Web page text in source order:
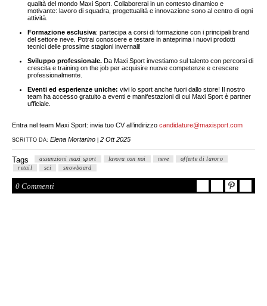
qualità del mondo Maxi Sport. Collaborerai in un contesto dinamico e
motivante: lavoro di squadra, progettualità e innovazione sono al centro di ogni
attività.
Formazione esclusiva: partecipa a corsi di formazione con i principali brand
del settore neve. Potrai conoscere e testare in anteprima i nuovi prodotti
tecnici delle prossime stagioni invernali!
Sviluppo professionale. Da Maxi Sport investiamo sul talento con percorsi di
crescita e training on the job per acquisire nuove competenze e crescere
professionalmente.
Eventi ed esperienze uniche:vivi lo sport anche fuori dallo store! Il nostro
team ha accesso gratuito a eventi e manifestazioni di cui Maxi Sport è partner
ufficiale.
Entra nel team Maxi Sport: invia tuo CV all’indirizzocandidature@maxisport.com
SCRITTO DA: Elena Mortarino 2 Ott 2025
Tags assunzioni maxi sport lavora con noi neve
offerte di lavoro
retail
sci snowboard
0 Commenti